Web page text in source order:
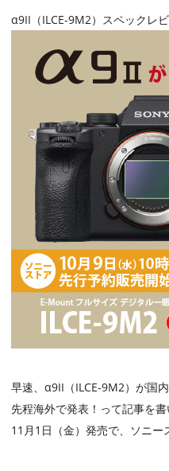
α9II（ILCE-9M2）スペックレビ
早速、α9II（ILCE-9M2）が国
先程海外で発表！って記事を
11月1日（金）発売で、ソニー